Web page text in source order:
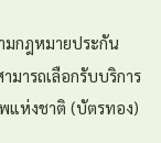
กฎหมายประกัน
ารถเลือกรับบริการ
แห่งชาติ (บัตรทอง)